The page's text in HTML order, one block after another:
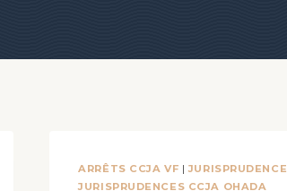
ARRÊTS CCJA VF |JURISPRUDENCE
JURISPRUDENCES CCJA OHADA